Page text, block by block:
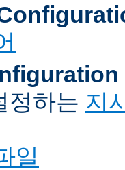
정하는 지
일